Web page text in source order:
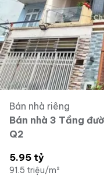
Bán nhà riêng
Bán nhà 3 Tầng
Q2
5.95 tỷ
91.5 triệu/m²